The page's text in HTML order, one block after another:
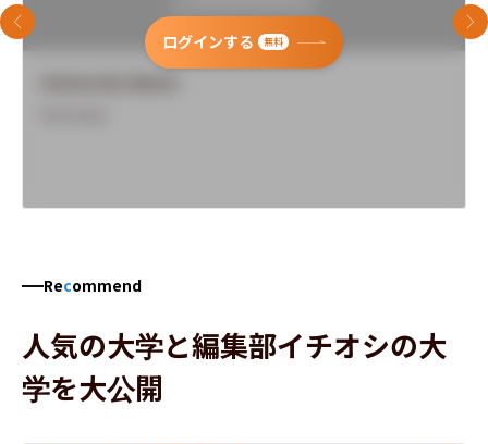
ログインする 無料
前のスライド 次
Recommend
人気の大学と編集部イチオシの大
学を大公開